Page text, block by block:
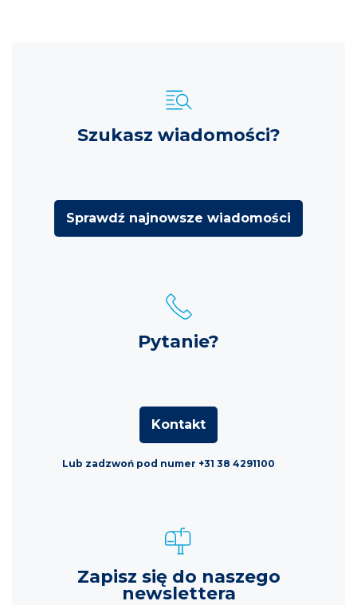
Szukasz wiadomości?
Sprawdź najnowsze wiadomości
Pytanie?
Kontakt
Lub zadzwoń pod numer +31 38 4291100
Zapisz się do naszego
newslettera